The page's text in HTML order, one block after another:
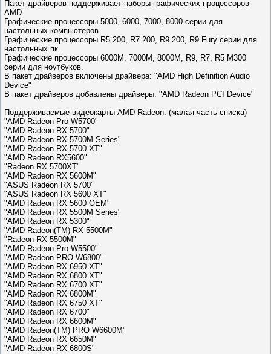
Пакет драйверов поддерживает наборы графических процессоров
AMD:
Графические процессоры 5000, 6000, 7000, 8000 серии для
настольных компьютеров.
Графические процессоры R5 200, R7 200, R9 200, R9 Fury серии для
настольных пк.
Графические процессоры 6000M, 7000M, 8000M, R9, R7, R5 M300
серии для ноутбуков.
В пакет драйверов включены драйвера: "AMD High Definition Audio
Device"
В пакет драйверов добавлены драйверы: "AMD Radeon PCI Device"
Поддерживаемые видеокарты AMD Radeon: (малая часть списка)
"AMD Radeon Pro W5700"
"AMD Radeon RX 5700"
"AMD Radeon RX 5700M Series"
"AMD Radeon RX 5700 XT"
"AMD Radeon RX5600"
"Radeon RX 5700XT"
"AMD Radeon RX 5600M"
"ASUS Radeon RX 5700"
"ASUS Radeon RX 5600 XT"
"AMD Radeon RX 5600 OEM"
"AMD Radeon RX 5500M Series"
"AMD Radeon RX 5300"
"AMD Radeon(TM) RX 5500M"
"Radeon RX 5500M"
"AMD Radeon Pro W5500"
"AMD Radeon PRO W6800"
"AMD Radeon RX 6950 XT"
"AMD Radeon RX 6800 XT"
"AMD Radeon RX 6700 XT"
"AMD Radeon RX 6800M"
"AMD Radeon RX 6750 XT"
"AMD Radeon RX 6700"
"AMD Radeon RX 6600M"
"AMD Radeon(TM) PRO W6600M"
"AMD Radeon RX 6650M"
"AMD Radeon RX 6800S"